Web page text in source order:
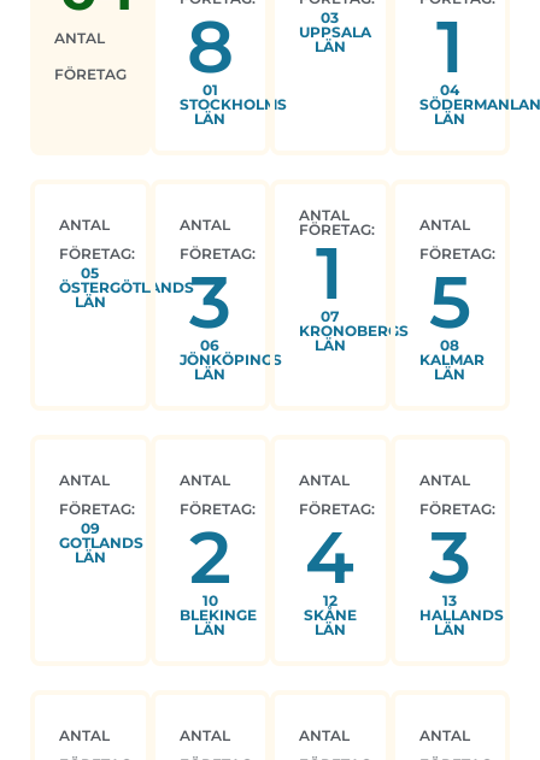
ANTAL
FÖRETAG
8
01
STOCKHOLMS
LÄN
03
UPPSALA
LÄN
1
04
LÄN
ANTAL
FÖRETAG:
05
ÖSTERGÖTLANDS
LÄN
ANTAL
FÖRETAG:
3
06
JÖNKÖPINGS
LÄN
ANTAL
FÖRETAG:
1
07
KRONOBERGS
LÄN
ANTAL
FÖRETAG:
5
08
KALMAR
LÄN
ANTAL
FÖRETAG:
09
GOTLANDS
LÄN
ANTAL
FÖRETAG:
2
10
BLEKINGE
LÄN
ANTAL
FÖRETAG:
4
12
SKÅNE
LÄN
ANTAL
FÖRETAG:
3
13
HALLANDS
LÄN
ANTAL
ANTAL
ANTAL
ANTAL